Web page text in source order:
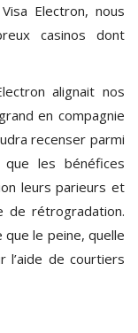
Electron, nous
casinos dont
alignait nos
en compagnie
recenser parmi
les bénéfices
leurs parieurs et
de rétrogradation.
le peine, quelle
l’aide de courtiers